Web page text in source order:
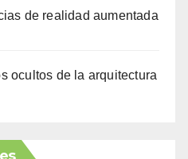
de realidad aumentada
ocultos de la arquitectura